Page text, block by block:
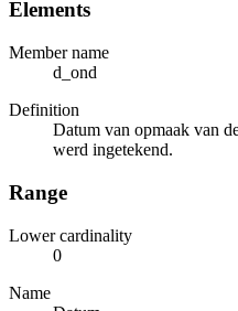
Elements
Member name
d_ond
Definition
Datum van opmaak van
werd ingetekend.
Range
Lower cardinality
0
Name